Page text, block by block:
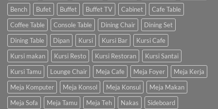
Bench
Bufet Buffet Buffet TV Cabinet
Cafe Table
Coffee Table
Console Table Dining Chair
Dining Set
Dining Table
Dipan Kursi Kursi Bar
Kursi Cafe
Kursi makan
Kursi Resto Kursi Restoran
Kursi Santai
Kursi Tamu
Lounge Chair Meja Cafe Meja Foyer
Meja Kerja
Meja Komputer
Meja Konsol Meja Konsul
Meja Makan
Meja Sofa
Meja Tamu Meja Teh Nakas
Sideboard